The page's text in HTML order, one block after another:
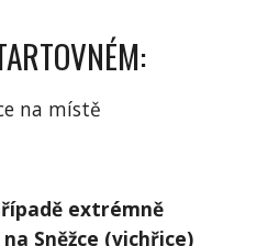
na místě
extrémně
Sněžce (vichřice)